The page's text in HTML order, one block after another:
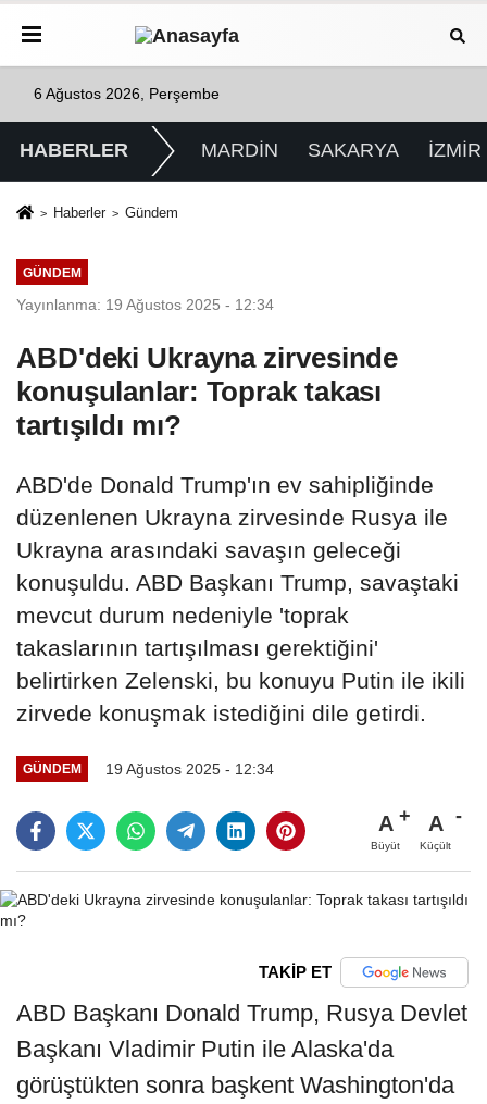
6 Ağustos 2026, Perşembe
HABERLER MARDİN SAKARYA İZMİR
Haberler Gündem
GÜNDEM
Yayınlanma: 19 Ağustos 2025 - 12:34
ABD'deki Ukrayna zirvesinde
konuşulanlar: Toprak takası
tartışıldı mı?
ABD'de Donald Trump'ın ev sahipliğinde
düzenlenen Ukrayna zirvesinde Rusya ile
Ukrayna arasındaki savaşın geleceği
konuşuldu. ABD Başkanı Trump, savaştaki
mevcut durum nedeniyle 'toprak
takaslarının tartışılması gerektiğini'
belirtirken Zelenski, bu konuyu Putin ile ikili
zirvede konuşmak istediğini dile getirdi.
GÜNDEM 19 Ağustos 2025 - 12:34
A
Büyüt
A
Küçült
TAKİP ET
ABD Başkanı Donald Trump, Rusya Devlet
Başkanı Vladimir Putin ile Alaska'da
görüştükten sonra başkent Washington'da